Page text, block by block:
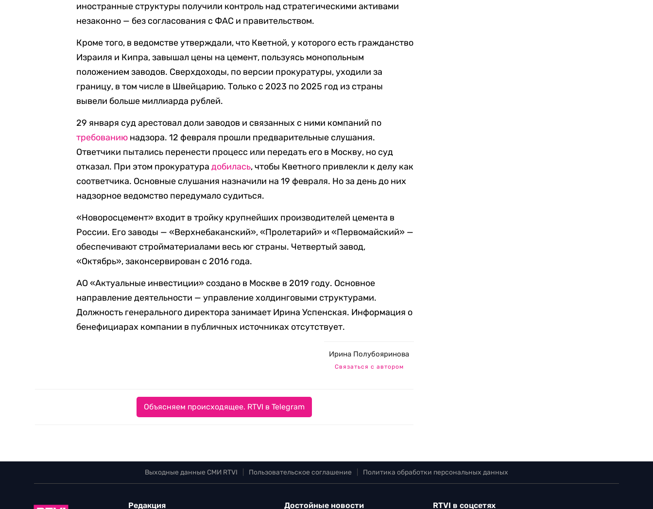
иностранные структуры получили контроль над стратегическими активами
незаконно — без согласования с ФАС и правительством.
Кроме того, в ведомстве утверждали, что Кветной, у которого есть гражданство
Израиля и Кипра, завышал цены на цемент, пользуясь монопольным
положением заводов. Сверхдоходы, по версии прокуратуры, уходили за
границу, в том числе в Швейцарию. Только с 2023 по 2025 год из страны
вывели больше миллиарда рублей.
29 января суд арестовал доли заводов и связанных с ними компаний по
требованию надзора. 12 февраля прошли предварительные слушания.
Ответчики пытались перенести процесс или передать его в Москву, но суд
отказал. При этом прокуратурадобилась, чтобы Кветного привлекли к делу как
соответчика. Основные слушания назначили на 19 февраля. Но за день до них
надзорное ведомство передумало судиться.
«Новоросцемент» входит в тройку крупнейших производителей цемента в
России. Его заводы — «Верхнебаканский», «Пролетарий» и «Первомайский» —
обеспечивают стройматериалами весь юг страны. Четвертый завод,
«Октябрь», законсервирован с 2016 года.
АО «Актуальные инвестиции» создано в Москве в 2019 году. Основное
направление деятельности — управление холдинговыми структурами.
Должность генерального директора занимает Ирина Успенская. Информация о
бенефициарах компании в публичных источниках отсутствует.
Ирина Полубояринова
Связаться с автором
Объясняем происходящее. RTVI в Telegram
Выходные данные СМИ RTVI Пользовательское соглашение Политика обработки персональных данных
Редакция Достойные новости RTVI в соцсетях